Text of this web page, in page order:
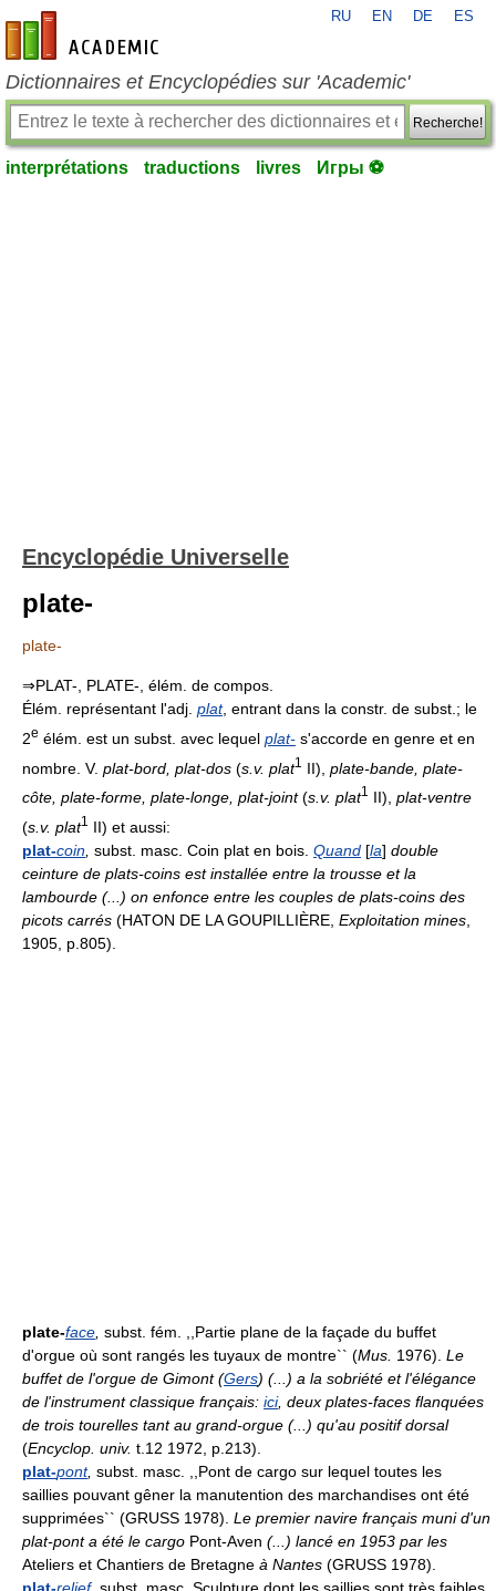
fr-academic.com
RU EN DE ES
Dictionnaires et Encyclopédies sur 'Academic'
Recherche!
interprétations traductions livres Игры ⚽
Encyclopédie Universelle
plate-
plate-
⇒PLAT-, PLATE-, élém. de compos.
Élém. représentant l'adj. plat, entrant dans la constr. de subst.; le
2e élém. est un subst. avec lequel plat- s'accorde en genre et en
nombre. V. plat-bord, plat-dos (s.v. plat1 II), plate-bande, plate-
côte, plate-forme, plate-longe, plat-joint(s.v. plat1 II), plat-ventre
(s.v. plat1
II) et aussi:
plat-coin subst. masc. Coin plat en bois. Quand [la] double
ceinture de plats-coins est installée entre la trousse et la
lambourde (...) on enfonce entre les couples de plats-coins des
picots carrés (HATON DE LA GOUPILLIÈRE, Exploitation mines
1905, p.805).
plate-face subst. fém. ,,Partie plane de la façade du buffet
d'orgue où sont rangés les tuyaux de montre`` (Mus. 1976). Le
buffet de l'orgue de Gimont (Gers) (...) a la sobriété et l'élégance
de l'instrument classique français: ici, deux plates-faces flanquées
de trois tourelles tant au grand-orgue (...) qu'au positif dorsal
(Encyclop. univ. t.12 1972, p.213).
plat-pont, subst. masc. ,,Pont de cargo sur lequel toutes les
saillies pouvant gêner la manutention des marchandises ont été
supprimées`` (GRUSS 1978). Le premier navire français muni d'un
plat-pont a été le cargo Pont-Aven (...) lancé en 1953 par les
Ateliers et Chantiers de Bretagne à Nantes (GRUSS 1978).
plat-relief, subst. masc. Sculpture dont les saillies sont très faibles.